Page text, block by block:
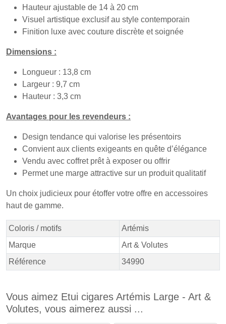
Hauteur ajustable de 14 à 20 cm
Visuel artistique exclusif au style contemporain
Finition luxe avec couture discrète et soignée
Dimensions :
Longueur : 13,8 cm
Largeur : 9,7 cm
Hauteur : 3,3 cm
Avantages pour les revendeurs :
Design tendance qui valorise les présentoirs
Convient aux clients exigeants en quête d’élégance
Vendu avec coffret prêt à exposer ou offrir
Permet une marge attractive sur un produit qualitatif
Un choix judicieux pour étoffer votre offre en accessoires
haut de gamme.
Coloris / motifs
Artémis
Marque
Art & Volutes
Référence
34990
Vous aimez Etui cigares Artémis Large - Art &
Volutes, vous aimerez aussi ...